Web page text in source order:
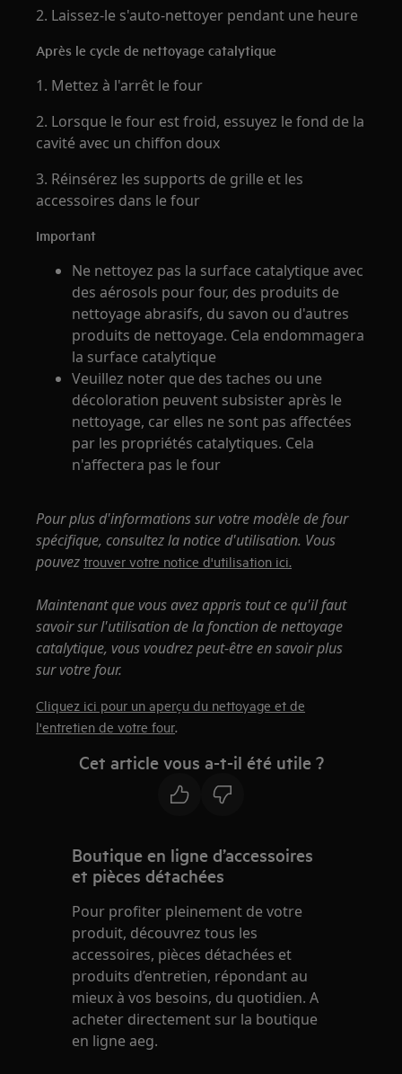
2. Laissez-le s'auto-nettoyer pendant une heure
Après le cycle de nettoyage catalytique
1. Mettez à l'arrêt le four
2. Lorsque le four est froid, essuyez le fond de la
cavité avec un chiffon doux
3. Réinsérez les supports de grille et les
accessoires dans le four
Important
Ne nettoyez pas la surface catalytique avec
des aérosols pour four, des produits de
nettoyage abrasifs, du savon ou d'autres
produits de nettoyage. Cela endommagera
la surface catalytique
Veuillez noter que des taches ou une
décoloration peuvent subsister après le
nettoyage, car elles ne sont pas affectées
par les propriétés catalytiques. Cela
n'affectera pas le four
Pour plus d'informations sur votre modèle de four
spécifique, consultez la notice d'utilisation. Vous
pouveztrouver votre notice d'utilisation ici.
Maintenant que vous avez appris tout ce qu'il faut
savoir sur l'utilisation de la fonction de nettoyage
catalytique, vous voudrez peut-être en savoir plus
sur votre four.
Cliquez ici pour un aperçu du nettoyage et de
l'entretien de votre four.
Cet article vous a-t-il été utile ?
Boutique en ligne d’accessoires
et pièces détachées
Pour profiter pleinement de votre
produit, découvrez tous les
accessoires, pièces détachées et
produits d’entretien, répondant au
mieux à vos besoins, du quotidien. A
acheter directement sur la boutique
en ligne aeg.